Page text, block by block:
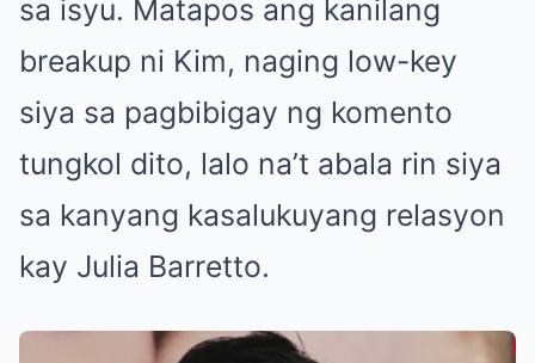
sa isyu. Matapos ang kanilang
breakup ni Kim, naging low-key
siya sa pagbibigay ng komento
tungkol dito, lalo na’t abala rin siya
sa kanyang kasalukuyang relasyon
kay Julia Barretto.